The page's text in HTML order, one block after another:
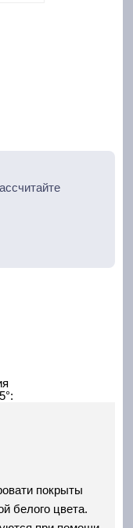
секция
секция
покрыты
белого цвета.